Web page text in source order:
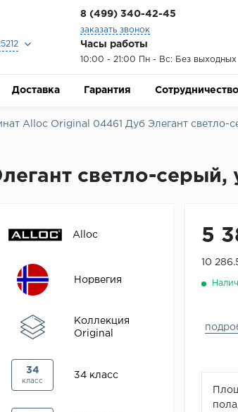
8 (499) 340-42-45
заказать звонок
Часы работы
10:00 - 21:00 Пн - Вс: Без выходных
Доставка Гарантия Сотрудничество
Alloc Original 04461 Дуб Элегант светло-
светло-серый,
Alloc
Норвегия
Коллекция
Original
34
класс
34 класс
5
10